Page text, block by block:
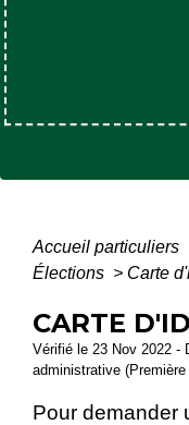
Accueil particuliers
Élections > Carte
CARTE
Vérifié le 23 Nov 2022 -
administrative
Pour demander